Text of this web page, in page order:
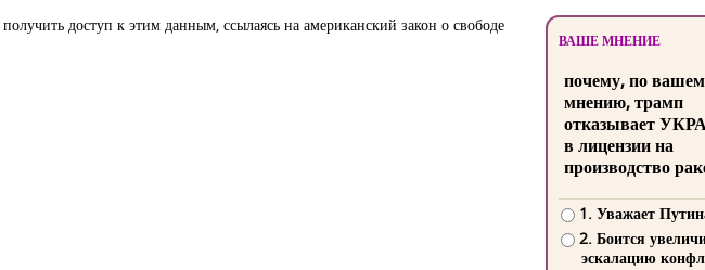
доступ к этим данным, ссылаясь на американский закон о свободе
ВАШЕ МНЕНИЕ
почему, по
мнению, трамп
отказывает
в лицензии на
производство
1. Уважает
2. Боится
эскалацию